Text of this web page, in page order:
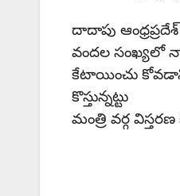
దాదాపు
వందల సంఖ్యలో
కేటాయించు
కొస్తున్నట్టు
మంత్రి వర్గ